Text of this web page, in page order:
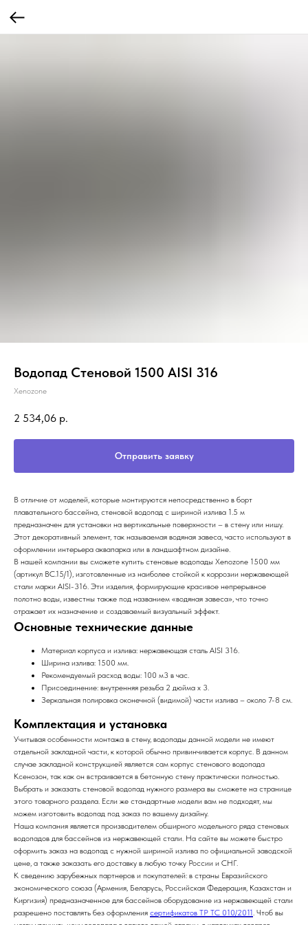
Водопад Стеновой 1500 AISI 316
Xenozone
2 534,06 р.
Отправить заявку
В отличие от моделей, которые монтируются непосредственно в борт
плавательного бассейна, стеновой водопад с шириной излива 1.5 м
предназначен для установки на вертикальные поверхности – в стену или нишу.
Этот декоративный элемент, так называемая водяная завеса, часто используют в
оформлении интерьера аквапарка или в ландшафтном дизайне.
В нашей компании вы сможете купить стеновые водопады Xenozone 1500 мм
(артикул ВС.15/1), изготовленные из наиболее стойкой к коррозии нержавеющей
стали марки AISI-316. Эти изделия, формирующие красивое непрерывное
полотно воды, известны также под названием «водяная завеса», что точно
отражает их назначение и создаваемый визуальный эффект.
Основные технические данные
Материал корпуса и излива: нержавеющая сталь AISI 316.
Ширина излива: 1500 мм.
Рекомендуемый расход воды: 100 м3 в час.
Присоединение: внутренняя резьба 2 дюйма х 3.
Зеркальная полировка оконечной (видимой) части излива – около 7-8 см.
Комплектация и установка
Учитывая особенности монтажа в стену, водопады данной модели не имеют
отдельной закладной части, к которой обычно привинчивается корпус. В данном
случае закладной конструкцией является сам корпус стенового водопада
Ксенозон, так как он встраивается в бетонную стену практически полностью.
Выбрать и заказать стеновой водопад нужного размера вы сможете на странице
этого товарного раздела. Если же стандартные модели вам не подходят, мы
можем изготовить водопад под заказ по вашему дизайну.
Наша компания является производителем обширного модельного ряда стеновых
водопадов для бассейнов из нержавеющей стали. На сайте вы можете быстро
оформить заказ на водопад с нужной шириной излива по официальной заводской
цене, а также заказать его доставку в любую точку России и СНГ.
К сведению зарубежных партнеров и покупателей: в страны Евразийского
экономического союза (Армения, Беларусь, Российская Федерация, Казахстан и
Киргизия) предназначенное для бассейнов оборудование из нержавеющей стали
разрешено поставлять без оформления сертификатов ТР ТС 010/2011. Чтоб вы